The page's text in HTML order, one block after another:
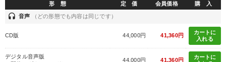
形 態 定 価 会員価格 購 入
headset 音声 （どの形態でも内容は同じです）
CD版 44,000円 41,360円
カートに
入れる
デジタル音声版
44,000円 41,360円
カートに